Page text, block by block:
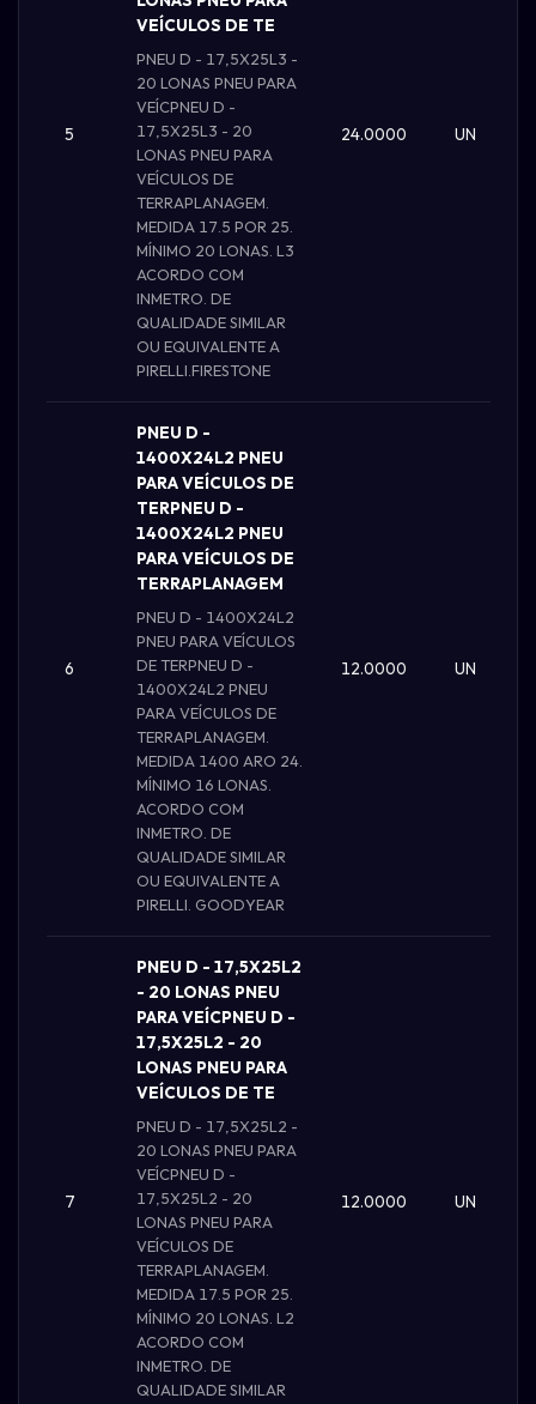
5
VEÍCULOS DE TE
PNEU D - 17,5X25L3 -
20 LONAS PNEU PARA
VEÍCPNEU D -
17,5X25L3 - 20
LONAS PNEU PARA
VEÍCULOS DE
TERRAPLANAGEM.
MEDIDA 17.5 POR 25.
MÍNIMO 20 LONAS. L3
ACORDO COM
INMETRO. DE
QUALIDADE SIMILAR
OU EQUIVALENTE A
PIRELLI.FIRESTONE
24.0000 UN
6
PNEU D -
1400X24L2 PNEU
PARA VEÍCULOS DE
TERPNEU D -
1400X24L2 PNEU
PARA VEÍCULOS DE
TERRAPLANAGEM
PNEU D - 1400X24L2
PNEU PARA VEÍCULOS
DE TERPNEU D -
1400X24L2 PNEU
PARA VEÍCULOS DE
TERRAPLANAGEM.
MEDIDA 1400 ARO 24.
MÍNIMO 16 LONAS.
ACORDO COM
INMETRO. DE
QUALIDADE SIMILAR
OU EQUIVALENTE A
PIRELLI. GOODYEAR
12.0000 UN
7
PNEU D - 17,5X25L2
- 20 LONAS PNEU
PARA VEÍCPNEU D -
17,5X25L2 - 20
LONAS PNEU PARA
VEÍCULOS DE TE
PNEU D - 17,5X25L2 -
20 LONAS PNEU PARA
VEÍCPNEU D -
17,5X25L2 - 20
LONAS PNEU PARA
VEÍCULOS DE
TERRAPLANAGEM.
MEDIDA 17.5 POR 25.
MÍNIMO 20 LONAS. L2
ACORDO COM
INMETRO. DE
QUALIDADE SIMILAR
12.0000 UN